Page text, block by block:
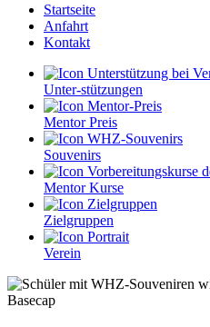
Startseite
Anfahrt
Kontakt
Unter-stützungen
Mentor Preis
Souvenirs
Mentor Kurse
Zielgruppen
Verein